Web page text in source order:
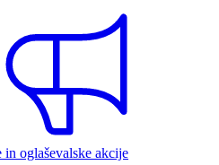
in oglaševalske akcije